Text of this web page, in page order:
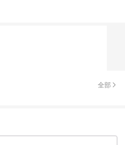
全部